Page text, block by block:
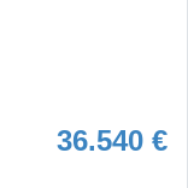
36.540 €